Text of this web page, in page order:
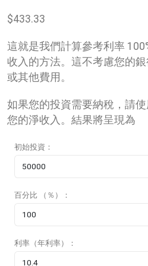
$433.33
這就是我們計算參考利率
收入的方法。這不考慮您的
或其他費用。
如果您的投資需要納稅，請
您的淨收入。結果將呈現為
初始投資：
百分比 （％）：
利率（年利率）：